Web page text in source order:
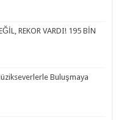
REKOR VARDI! 195 BİN
Buluşmaya